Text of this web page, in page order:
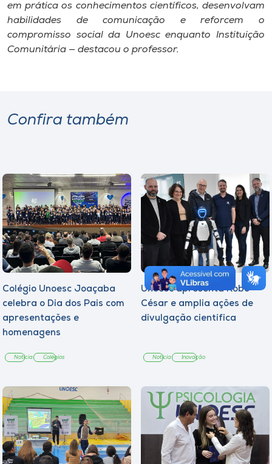
em prática os conhecimentos científicos, desenvolvam
habilidades de comunicação e reforcem o
compromisso social da Unoesc enquanto Instituição
Comunitária — destacou o professor.
Confira também
Colégio Unoesc Joaçaba
celebra o Dia dos Pais com
apresentações e
homenagens
Notícia Colégios
Unoesc apresenta Robô
César e amplia ações de
divulgação científica
Notícia Inovação